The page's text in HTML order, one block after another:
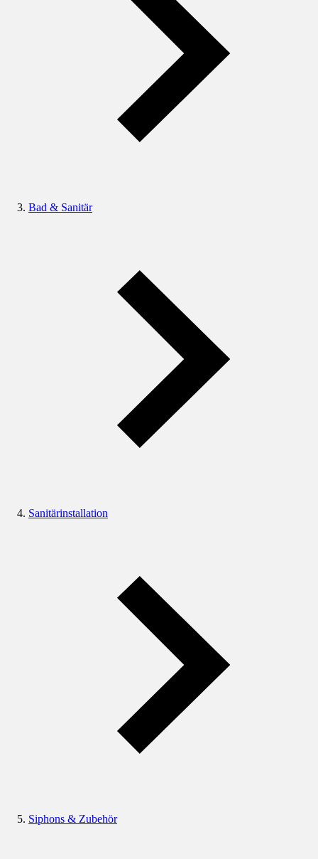
Bad & Sanitär
Sanitärinstallation
Siphons & Zubehör